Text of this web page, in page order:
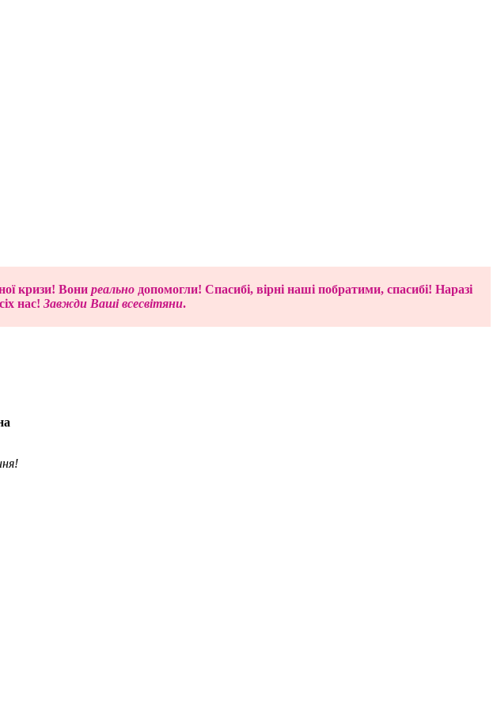
кризи! Вони реально допомогли! Спасибі, вірні наші побратими, спасибі! Наразі
нас! Завжди Ваші всесвітяни.